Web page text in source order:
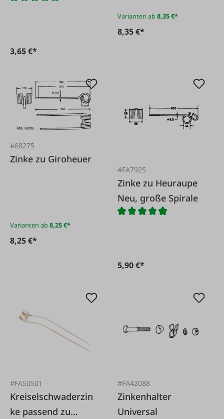
3,65 €*
Varianten ab8,35 €*
8,35 €*
#68275
Zinke zu Giroheuer
Varianten ab8,25 €*
8,25 €*
#FA7925
Zinke zu Heuraupe
Neu, große Spirale
5,90 €*
#FA50501
Kreiselschwaderzin
ke passend zu
#FA42088
Zinkenhalter
Universal